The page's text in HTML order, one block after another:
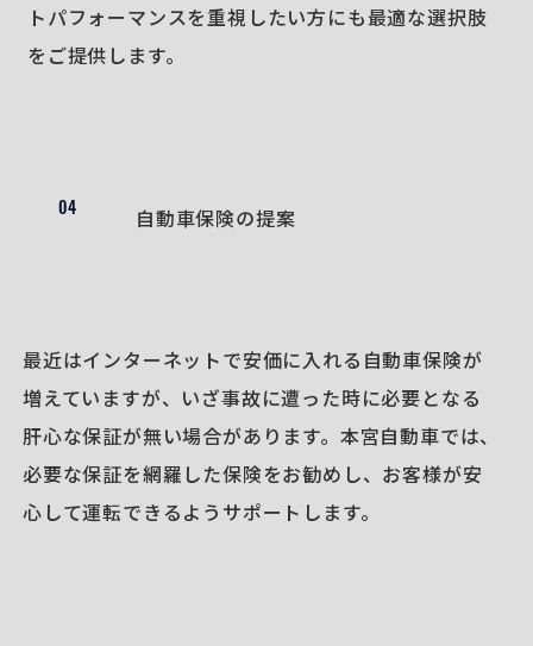
トパフォーマンスを重視したい方にも最適な選択肢
をご提供します。
04 自動車保険の提案
最近はインターネットで安価に入れる自動車保険が
増えていますが、いざ事故に遭った時に必要となる
肝心な保証が無い場合があります。本宮自動車では、
必要な保証を網羅した保険をお勧めし、お客様が安
心して運転できるようサポートします。